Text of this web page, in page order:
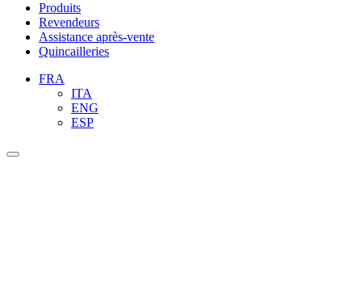
Produits
Revendeurs
Assistance après-vente
Quincailleries
FRA
ITA
ENG
ESP